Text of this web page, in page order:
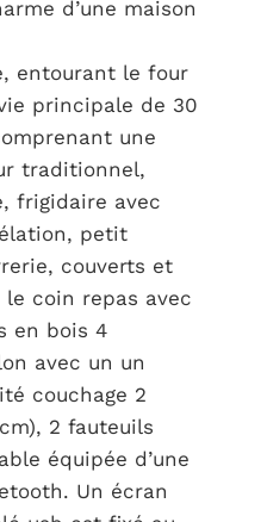
d’une maison
entourant le four
principale de 30
une
traditionnel,
frigidaire avec
petit
couverts et
coin repas avec
en bois 4
avec un un
couchage 2
2 fauteuils
équipée d’une
Un écran